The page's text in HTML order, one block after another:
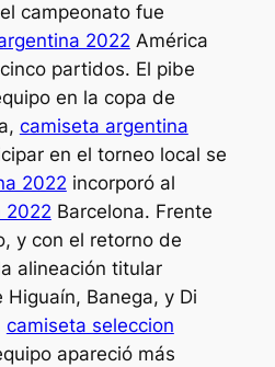
campeonato fue
2022 América
partidos. El pibe
en la copa de
camiseta argentina
en el torneo local se
2022 incorporó al
2022 Barcelona. Frente
y con el retorno de
alineación titular
Banega, y Di
camiseta seleccion
apareció más